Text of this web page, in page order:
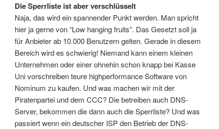
Die Sperrliste ist aber verschlüsselt
Naja, das wird ein spannender Punkt werden. Man spricht
hier ja gerne von “Low hanging fruits”. Das Gesetzt soll ja
für Anbieter ab 10.000 Benutzern gelten. Gerade in diesem
Bereich wird es schwierig! Niemand kann einem kleinen
Unternehmen oder einer ohnehin schon knapp bei Kasse
Uni vorschreiben teure highperformance Software von
Nominum zu kaufen. Und was machen wir mit der
Piratenpartei und dem CCC? Die betreiben auch DNS-
Server, bekommen die dann auch die Sperrliste? Und was
passiert wenn ein deutscher ISP den Betrieb der DNS-